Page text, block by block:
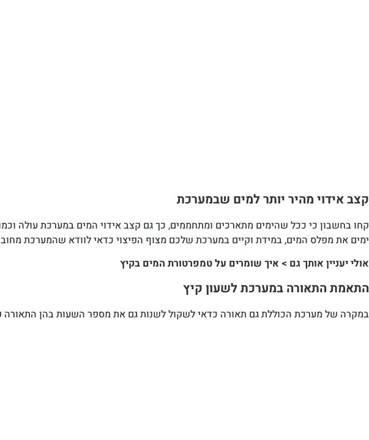
קצב אידוי מהיר יותר למים שבמערכת
קחו בחשבון כי ככל שהימים מתארכים ומתחממים, כך גם קצב אידוי המים במערכת עולה
ימים את מפלס המים, במידת וקיים במערכת שלכם מצוף הפיצוי כדאי לוודא שהמערכת
אולי יעניין אותך גם > איך שומרים על טמפרטורת המים בקיץ
התאמת התאורה במערכת לשעון קיץ
במקרה של מערכת הכוללת גם תאורה כדאי לשקול לשנות גם את מספר השעות בהן